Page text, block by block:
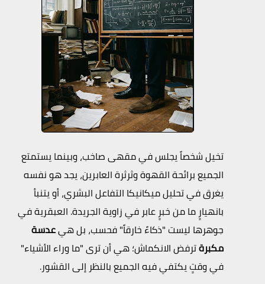
تخيل شخصاً يجلس في مقهى صاخب، وبينما يستمتع
الجميع برائحة القهوة وثرثرة العابرين، يجد هو نفسه
يغرق في تحليل ميكانيكا التفاعل البشري، أو يتنبأ
بانهيارٍ ما من خبرٍ عابر في زاوية الجريدة. العبقرية في
جوهرها ليست "ذكاءً خارقاً" فحسب، بل هيعدسة
مكبرةترفض الانكماش؛ هي أن ترى "ما وراء الأشياء"
في وقتٍ يكتفي فيه الجميع بالنظر إلى القشور.